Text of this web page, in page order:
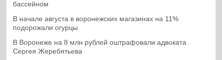
бассейном
В начале августа в воронежских магазинах на 11%
подорожали огурцы
В Воронеже на 8 млн рублей оштрафовали адвоката
Сергея Жеребятьева